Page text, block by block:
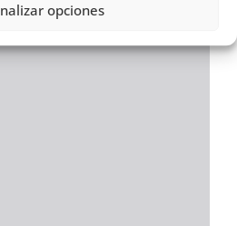
opciones